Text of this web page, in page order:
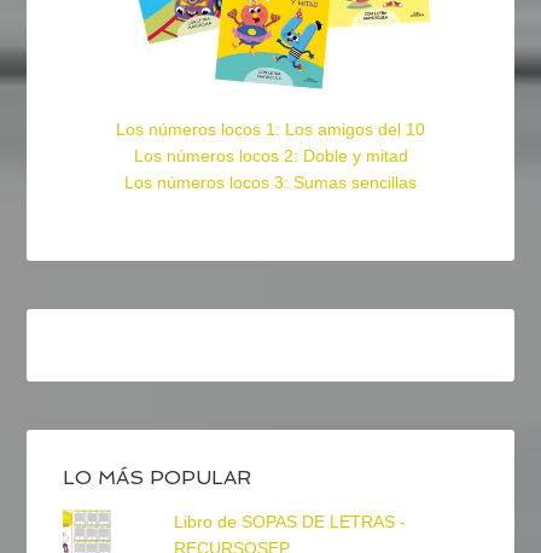
Los números locos 1: Los amigos del 10
Los números locos 2: Doble y mitad
Los números locos 3: Sumas sencillas
LO MÁS POPULAR
Libro de SOPAS DE LETRAS -
RECURSOSEP